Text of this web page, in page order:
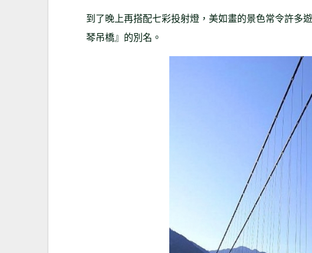
到了晚上再搭配七彩投射燈，美如畫的景色常令許多
琴吊橋』的別名。